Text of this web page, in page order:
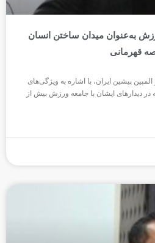
به‌عنوان میدان ساختن انسان
قهرمانی
پیشین ایران، با اشاره به ویژگی‌های
دیدارهای ایشان با جامعه ورزش بیش از